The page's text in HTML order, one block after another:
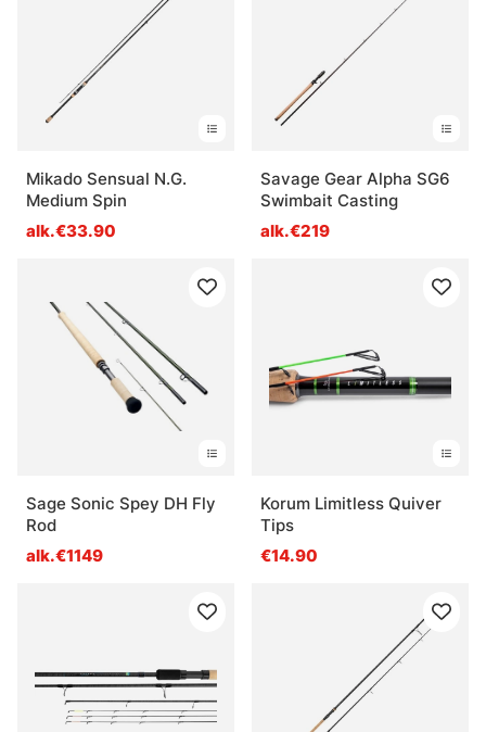
Mikado Sensual N.G.
Medium Spin
alk.€33.90
Savage Gear Alpha SG6
Swimbait Casting
alk.€219
Sage Sonic Spey DH Fly
Rod
alk.€1149
Korum Limitless Quiver
Tips
€14.90